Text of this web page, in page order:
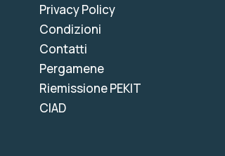
Privacy Policy
Condizioni
Contatti
Pergamene
Riemissione PEKIT
CIAD